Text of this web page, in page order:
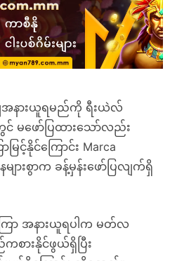
ျှအနားယူရမည်ကို ရီးယဲလ်
မဖော်ပြထားသော်လည်း
င့်နိုင်ကြောင်း Marca
ားစွာက ခန့်မှန်းဖော်ပြလျက်ရှိ
ြာ အနားယူရပါက မတ်လ
ားနိုင်ဖွယ်ရှိပြီး